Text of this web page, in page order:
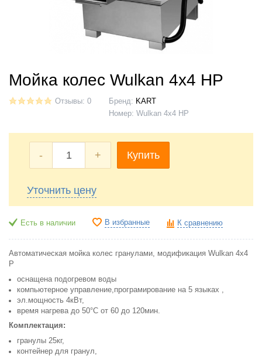
Мойка колес Wulkan 4x4 HP
Отзывы: 0 Бренд: KART
Номер: Wulkan 4x4 HP
- + Купить
Уточнить цену
Есть в наличии В избранные К сравнению
Автоматическая мойка колес гранулами, модификация Wulkan 4x4
P
оснащена подогревом воды
компьютерное управление,програмирование на 5 языках ,
эл.мощность 4кВт,
время нагрева до 50°С от 60 до 120мин.
Комплектация:
гранулы 25кг,
контейнер для гранул,